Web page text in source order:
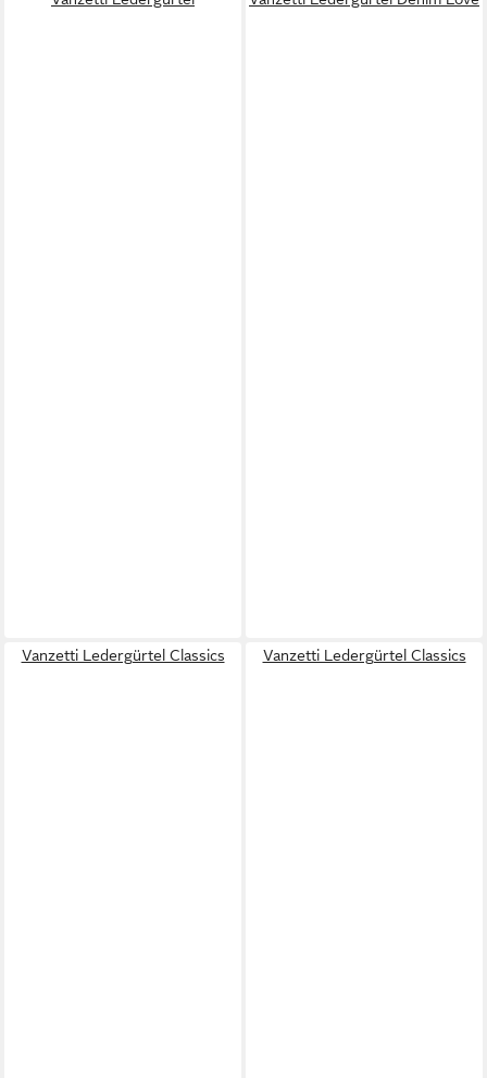
Vanzetti Ledergürtel Classics Vanzetti Ledergürtel Classics